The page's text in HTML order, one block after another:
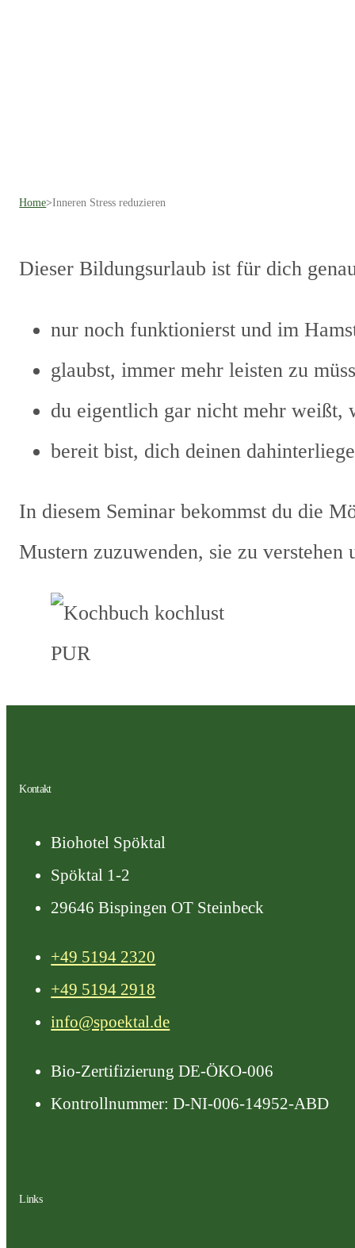
Home>Inneren Stress reduzieren
Dieser Bildungsurlaub ist für dich
nur noch funktionierst und im
glaubst, immer mehr leisten zu
du eigentlich gar nicht mehr weißt,
bereit bist, dich deinen
In diesem Seminar bekommst du die
Mustern zuzuwenden, sie zu verstehen
Kontakt
Biohotel Spöktal
Spöktal 1-2
29646 Bispingen OT Steinbeck
+49 5194 2320
+49 5194 2918
info@spoektal.de
Bio-Zertifizierung DE-ÖKO-006
Kontrollnummer: D-NI-006-14952-ABD
Links